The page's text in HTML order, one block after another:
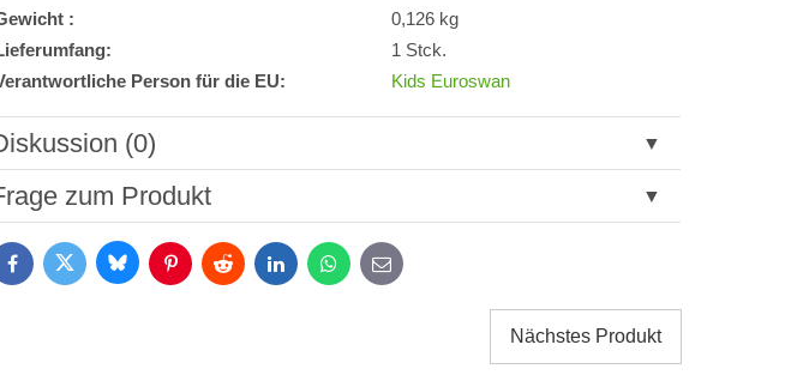
:
0,126 kg
1 Stck.
Person für die EU:
Kids Euroswan
(0)
Kommentar
zum Produkt
FacebookTwitter BlueskyPinterestReddit LinkedInWhatsApp
E-
mail
Nächstes Produkt